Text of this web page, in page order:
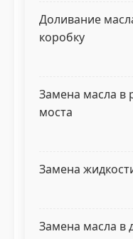
Доливание
коробку
Замена масла в
моста
Замена
Замена масла в